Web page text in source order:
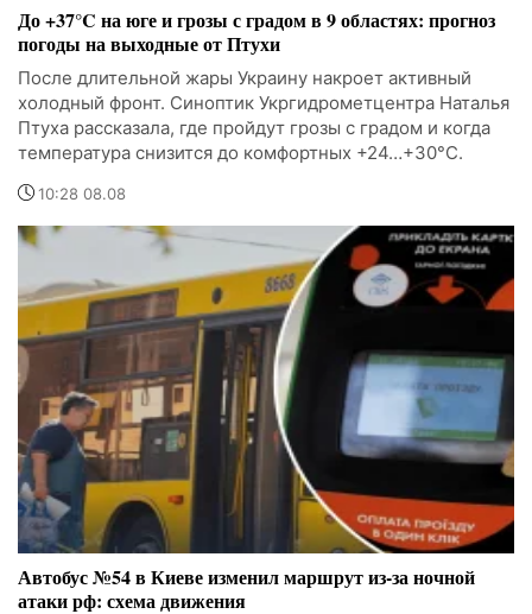
До +37°C на юге и грозы с градом в 9 областях: прогноз
погоды на выходные от Птухи
После длительной жары Украину накроет активный
холодный фронт. Синоптик Укргидрометцентра Наталья
Птуха рассказала, где пройдут грозы с градом и когда
температура снизится до комфортных +24…+30°C.
10:28 08.08
Автобус №54 в Киеве изменил маршрут из-за ночной
атаки рф: схема движения